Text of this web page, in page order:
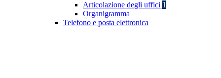
Articolazione degli uffici 1
Organigramma
Telefono e posta elettronica